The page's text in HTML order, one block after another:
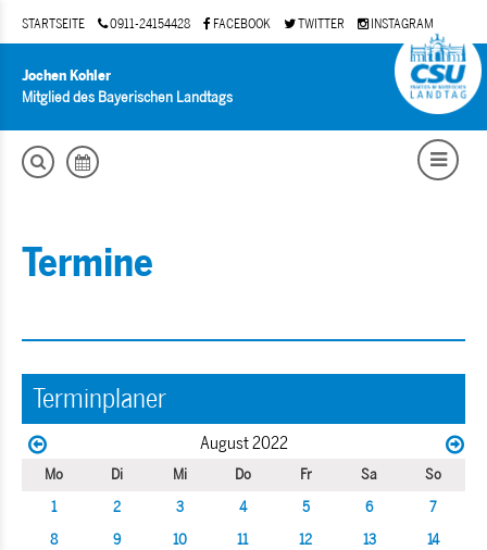
STARTSEITE 0911-24154428 FACEBOOK TWITTER INSTAGRAM
Jochen Kohler
Mitglied des Bayerischen Landtags
Termine
Terminplaner
August 2022
Mo Di Mi Do Fr Sa
So
1
2 3 4 5 6
7
8
9 10 11 12 13
14